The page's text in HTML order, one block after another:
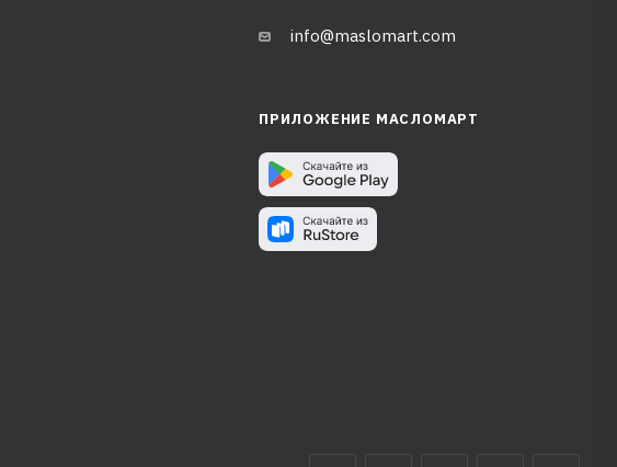
info@maslomart.com
ПРИЛОЖЕНИЕ МАСЛОМАРТ